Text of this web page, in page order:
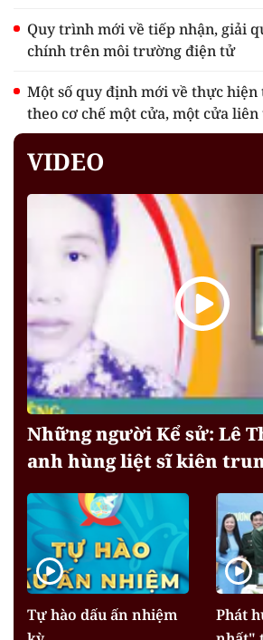
Quy trình mới về tiếp nhận, giải
chính trên môi trường điện tử
Một số quy định mới về thực
theo cơ chế một cửa, một cửa liên
VIDEO
Những người Kể sử: Lê
anh hùng liệt sĩ kiên
Tự hào dấu ấn nhiệm
Phát